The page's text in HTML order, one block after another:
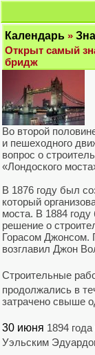
Календарь »
Открыт самый
бридж
Во второй
и пешеходного
вопрос о
«Лондоского
В 1876 году был
который
моста. В 1884
решение о
Горасом Джонсом.
возглавил Джон
Строительные
продолжались в
затрачено свыше
30 июня 1894
Уэльским